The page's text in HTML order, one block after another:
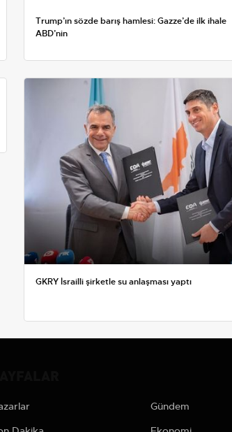
Trump’ın sözde barış hamlesi: Gazze’de ilk ihale
ABD’nin
GKRY İsrailli şirketle su anlaşması yaptı
Gündem